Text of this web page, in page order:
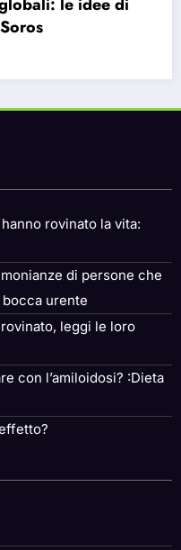
perché ci
le infinite
rovinato la vita:
di persone che
urente
leggi le loro
con l’amiloidosi? :Dieta